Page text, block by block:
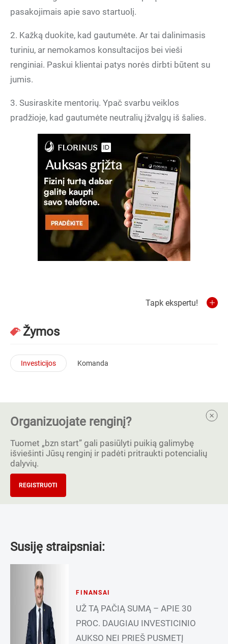
pasakojimais apie savo startuolį.
2. Kažką duokite, kad gautumėte. Ar tai dalinimasis
turiniu, ar nemokamos konsultacijos bei vieši
renginiai. Paskui klientai patys norės dirbti būtent su
jumis.
3. Susiraskite mentorių. Ypač svarbu veiklos
pradžioje, kad gautumėte neutralių įžvalgų iš šalies.
Tapk ekspertu!
Žymos
Investicijos Komanda
Organizuojate renginį?
Tuomet „bzn start” gali pasiūlyti puikią galimybę
išviešinti Jūsų renginį ir padėti pritraukti potencialių
dalyvių.
REGISTRUOTI
Susiję straipsniai:
FINANSAI
UŽ TĄ PAČIĄ SUMĄ – APIE 30
PROC. DAUGIAU INVESTICINIO
AUKSO NEI PRIEŠ PUSMETĮ